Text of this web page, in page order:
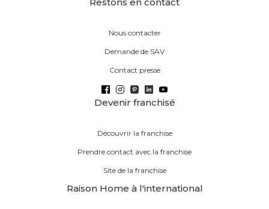
Nous contacter
Demande de SAV
Contact presse
Devenir franchisé
Découvrir la franchise
Prendre contact avec la franchise
Site de la franchise
Raison Home à l'international